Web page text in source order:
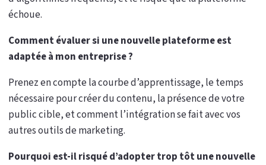
échoue.
Comment évaluer si une nouvelle plateforme est
adaptée à mon entreprise ?
Prenez en compte la courbe d’apprentissage, le temps
nécessaire pour créer du contenu, la présence de votre
public cible, et comment l’intégration se fait avec vos
autres outils de marketing.
Pourquoi est-il risqué d’adopter trop tôt une nouvelle